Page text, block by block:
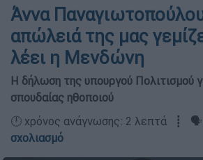
Άννα
απώλειά της μας
λέει η Μενδώνη
Η δήλωση της υπουργού Πολιτισμού
σπουδαίας ηθοποιού
🕛 χρόνος ανάγνωσης: 2 λεπτά ┋ 🗣️
σχολιασμό